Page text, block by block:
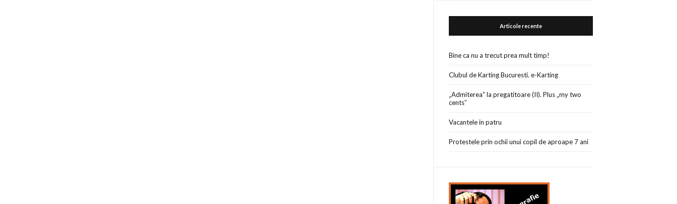
Articole recente
Bine ca nu a trecut prea mult timp!
Clubul de Karting Bucuresti. e-Karting
„Admiterea” la pregatitoare (II). Plus „my two
cents”
Vacantele in patru
Protestele prin ochii unui copil de aproape 7 ani